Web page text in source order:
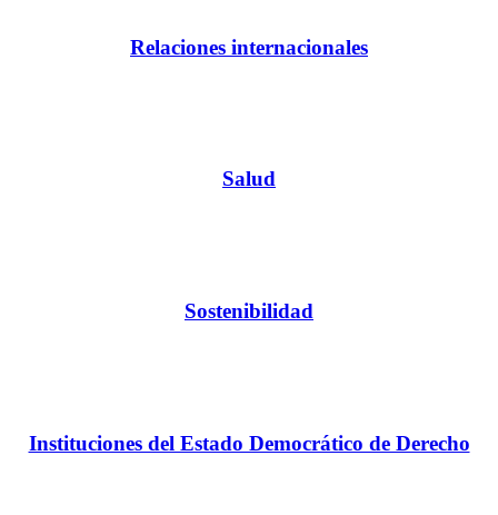
Relaciones internacionales
Salud
Sostenibilidad
Instituciones del Estado Democrático de Derecho